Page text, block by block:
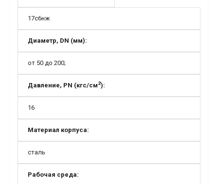
17с6нж
Диаметр, DN (мм):
от 50 до 200;
Давление, PN (кгс/см2):
16
Материал корпуса:
сталь
Рабочая среда: